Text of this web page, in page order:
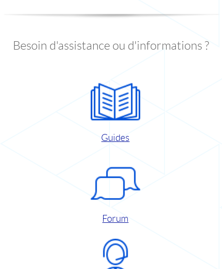
Besoin d'assistance ou d'informations ?
Guides
Forum